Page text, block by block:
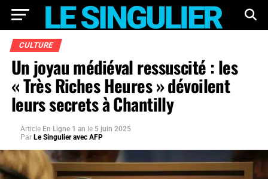
CULTURE
Un joyau médiéval ressuscité : les
« Très Riches Heures » dévoilent
leurs secrets à Chantilly
Article En Ligne 1 an le 5 juin 2025
Par Le Singulier avec AFP